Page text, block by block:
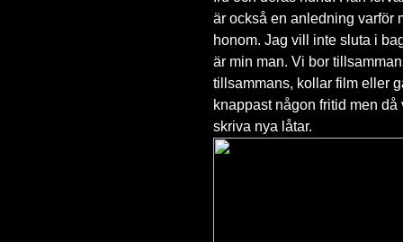
är också en anledning varför
honom. Jag vill inte sluta i
är min man. Vi bor
tillsammans, kollar film eller
knappast någon fritid men
skriva nya låtar.